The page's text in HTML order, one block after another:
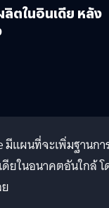
ตในอินเดีย หลัง
มีแผนที่จะเพิ่มฐานกา
ดียในอนาคตอันใกล้